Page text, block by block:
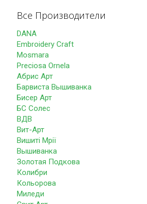
Все Производители
DANA
Embroidery Craft
Mosmara
Preciosa Ornela
Абрис Арт
Барвиста Вышиванка
Бисер Арт
БС Солес
ВДВ
Вит-Арт
Вишиті Мрії
Вышиванка
Золотая Подкова
Колибри
Кольорова
Миледи